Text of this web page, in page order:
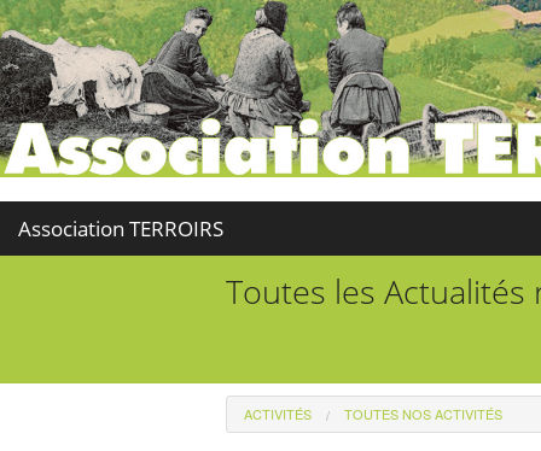
Association TERROIRS
Toutes les Actualités
ACTIVITÉS TOUTES NOS ACTIVITÉS